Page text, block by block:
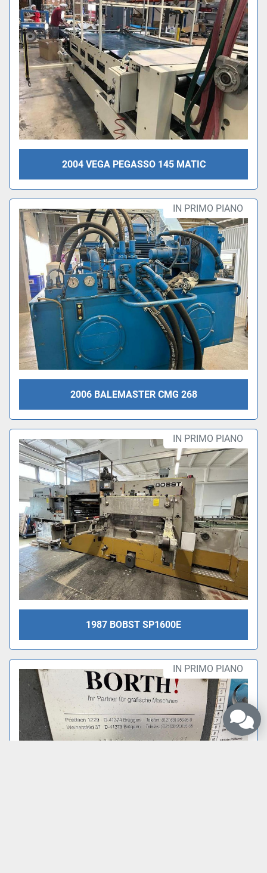
Utilizziamo i cookie per migliorare la tua esperienza di navigazione,
per pubblicare annunci o contenuti personalizzati e per analizzare
il nostro traffico. Cliccando su "Accetta tutto", acconsenti al nostro
utilizzo dei cookie.
Accettare Rifiutare Per saperne di più
2004 VEGA PEGASSO 145 MATIC
IN PRIMO PIANO
2006 BALEMASTER CMG 268
IN PRIMO PIANO
1987 BOBST SP1600E
IN PRIMO PIANO